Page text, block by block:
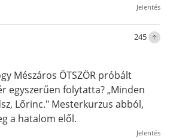
Jelentés
245
Mészáros ÖTSZÖR próbált
egyszerűen folytatta? „Minden
Lőrinc." Mesterkurzus abból,
a hatalom elől.
Jelentés